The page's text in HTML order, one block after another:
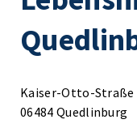
Kaiser-Otto-Straße
06484 Quedlinburg